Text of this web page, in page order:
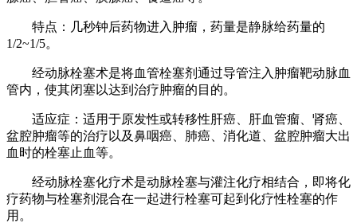
特点：几秒钟后药物进入肿瘤，药量是静脉给药量的
1/2~1/5。
经动脉栓塞术是将血管栓塞剂通过导管注入肿瘤靶动脉血
管内，使其闭塞以达到治疗肿瘤的目的。
适应症：适用于原发性或转移性肝癌、肝血管瘤、肾癌、
盆腔肿瘤等的治疗以及鼻咽癌、肺癌、消化道、盆腔肿瘤大出
血时的栓塞止血等。
经动脉栓塞化疗术是动脉栓塞与灌注化疗相结合，即将化
疗药物与栓塞剂混合在一起进行栓塞可起到化疗性栓塞的作
用。